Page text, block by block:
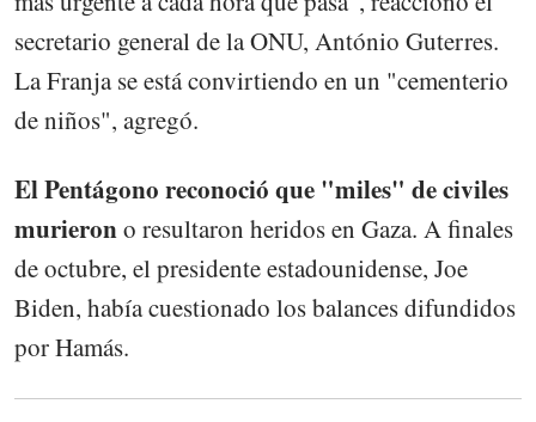
secretario general de la ONU, António Guterres.
La Franja se está convirtiendo en un "cementerio
de niños", agregó.
El Pentágono reconoció que "miles" de civiles
murierono resultaron heridos en Gaza. A finales
de octubre, el presidente estadounidense, Joe
Biden, había cuestionado los balances difundidos
por Hamás.